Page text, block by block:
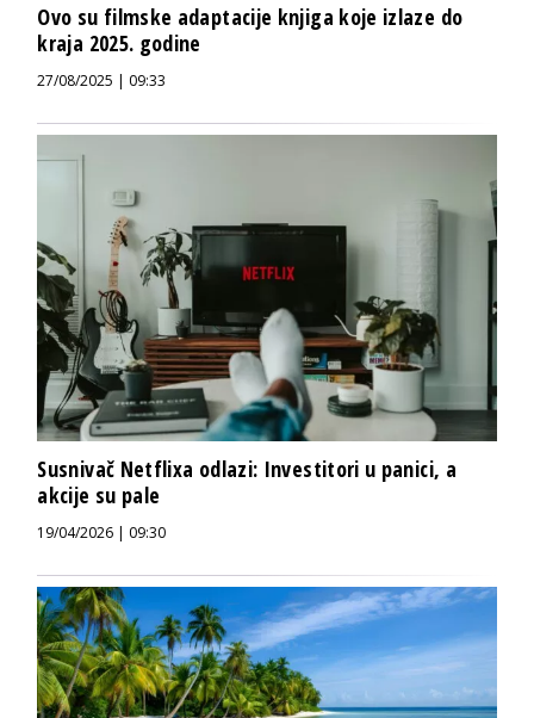
Ovo su filmske adaptacije knjiga koje izlaze do
kraja 2025. godine
27/08/2025 | 09:33
Susnivač Netflixa odlazi: Investitori u panici, a
akcije su pale
19/04/2026 | 09:30